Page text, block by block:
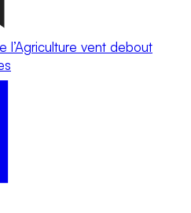
l’Agriculture vent debout